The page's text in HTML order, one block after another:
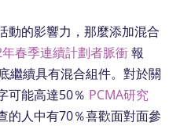
動的影響力，那麼添加混合
春季連續計劃者脈衝報
繼續具有混合組件。對於關
可能高達50％ PCMA研究
的人中有70％喜歡面對面參